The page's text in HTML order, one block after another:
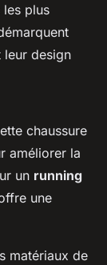
les plus
leur design
chaussure
améliorer la
un running
une
matériaux de